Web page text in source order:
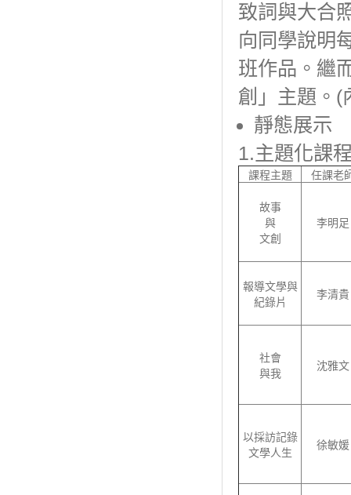
致詞與大合
向同學說明
班作品。繼
創」主題。(
靜態展示
1.主題化課
課程主題 任課老
故事
與
文創
李明足
報導文學與
紀錄片
李清貴
社會
與我
沈雅文
以採訪記錄
文學人生
徐敏媛